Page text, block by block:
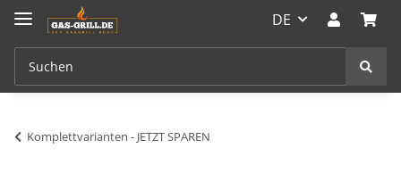
DE
Komplettvarianten - JETZT SPAREN